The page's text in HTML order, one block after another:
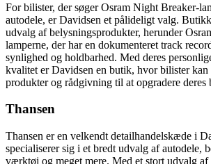
For bilister, der søger Osram Night Breaker-
autodele, er Davidsen et pålideligt valg.
udvalg af belysningsprodukter, herunder
lamperne, der har en dokumenteret track
synlighed og holdbarhed. Med deres
kvalitet er Davidsen en butik, hvor bilister
produkter og rådgivning til at opgradere deres
Thansen
Thansen er en velkendt detailhandelskæde i
specialiserer sig i et bredt udvalg af autodele,
værktøj og meget mere. Med et stort udvalg